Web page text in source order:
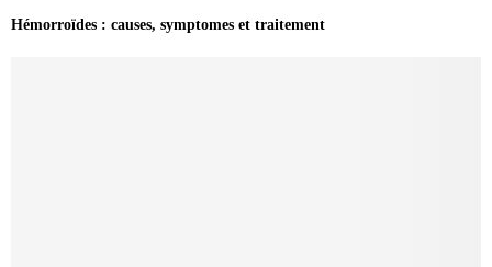
Hémorroïdes : causes, symptomes et traitement